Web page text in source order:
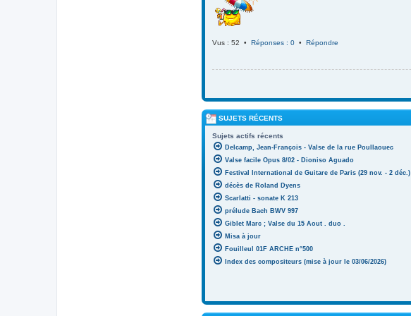
Vus : 52 • Réponses : 0 • Répondre
SUJETS RÉCENTS
Sujets actifs récents
Delcamp, Jean-François - Valse de la rue Poullaouec
Valse facile Opus 8/02 - Dioniso Aguado
Festival International de Guitare de Paris (29 nov. - 2 déc.)
décès de Roland Dyens
Scarlatti - sonate K 213
prélude Bach BWV 997
Giblet Marc ; Valse du 15 Aout . duo .
Misa à jour
Fouilleul 01F ARCHE n°500
Index des compositeurs (mise à jour le 03/06/2026)